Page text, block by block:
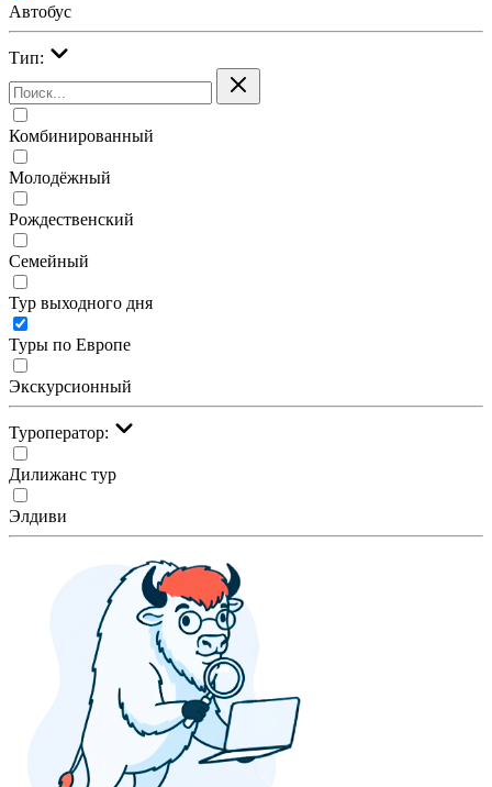
Автобус
Тип:
Комбинированный
Молодёжный
Рождественский
Семейный
Тур выходного дня
Туры по Европе
Экскурсионный
Туроператор:
Дилижанс тур
Элдиви